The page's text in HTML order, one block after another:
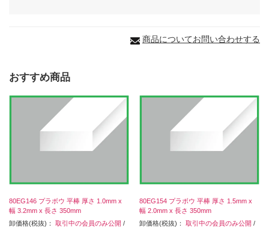
商品についてお問い合わせする
おすすめ商品
80EG146 プラボウ 平棒 厚さ 1.0mm x
幅 3.2mm x 長さ 350mm
卸価格(税抜)： 取引中の会員のみ公開 /
80EG154 プラボウ 平棒 厚さ 1.5mm x
幅 2.0mm x 長さ 350mm
卸価格(税抜)：取引中の会員のみ公開 /